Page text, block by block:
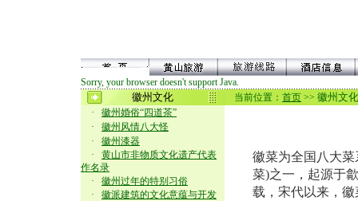
Sorry, your browser doesn't support Java.
徽州文化
·
徽州婚俗“四道茶”
·
徽州风情八大怪
·
徽州漆器
·
黄山市非物质文化遗产代表
作名录
·
徽州过年的特别习俗
·
徽派建筑的文化意蕴与开发
当前位置： 首页 >> 徽州文化
徽菜为全国八大
菜)之一，起源于
载，宋代以来，